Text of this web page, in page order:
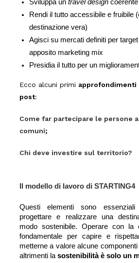
Sviluppa un travel design coerente
Rendi il tutto accessibile e fruibile
destinazione vera)
Agisci su mercati definiti per
apposito marketing mix
Presidia il tutto per un
Ecco alcuni primi approfondimenti
post:
Come far partecipare le persone
comuni;
Chi deve investire sul territorio?
Il modello di lavoro di STARTING4
Questi elementi sono essenziali
progettare e realizzare una
modo sostenibile. Operare con la
fondamentale per capire e
metterne a valore alcune
altrimenti la sostenibilità è solo un